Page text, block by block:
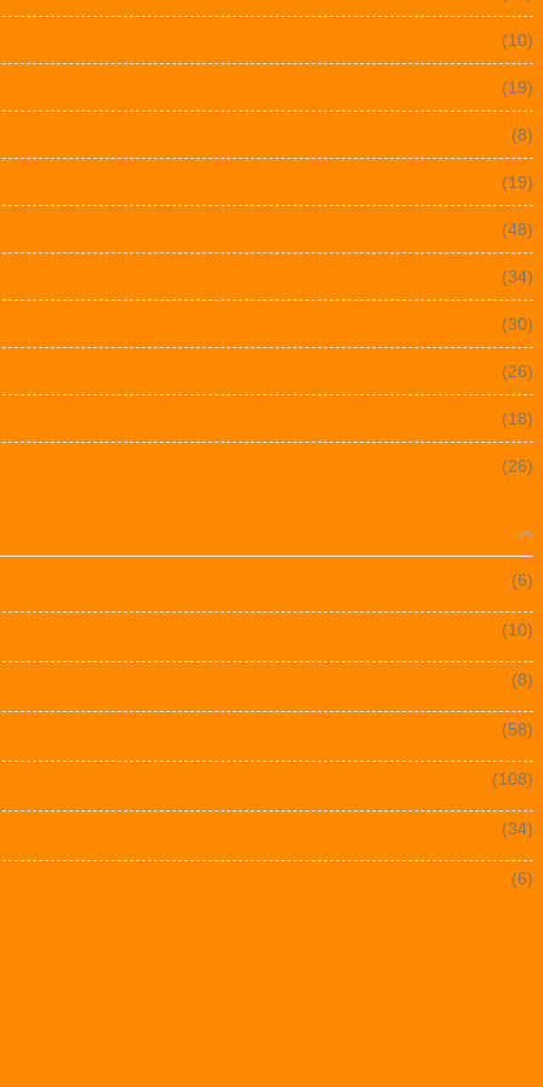
(10)
(19)
(8)
(19)
(48)
(34)
(30)
(26)
(18)
(26)
(6)
(10)
(8)
(58)
(108)
(34)
(6)